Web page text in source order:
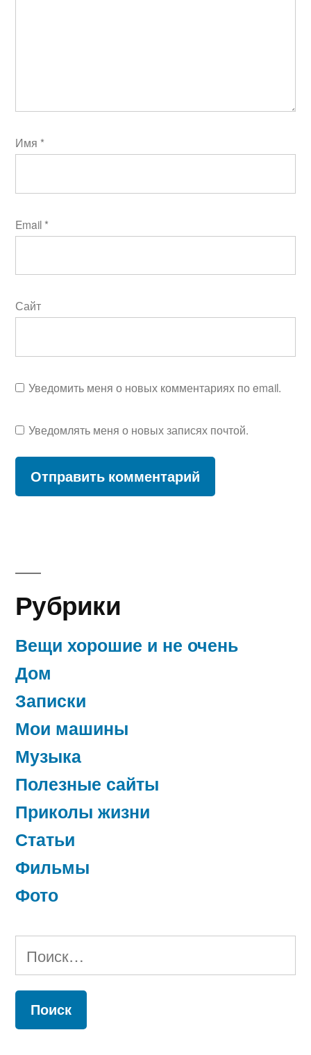
Имя *
Email *
Сайт
Уведомить меня о новых комментариях по email.
Уведомлять меня о новых записях почтой.
Рубрики
Вещи хорошие и не очень
Дом
Записки
Мои машины
Музыка
Полезные сайты
Приколы жизни
Статьи
Фильмы
Фото
Найти: